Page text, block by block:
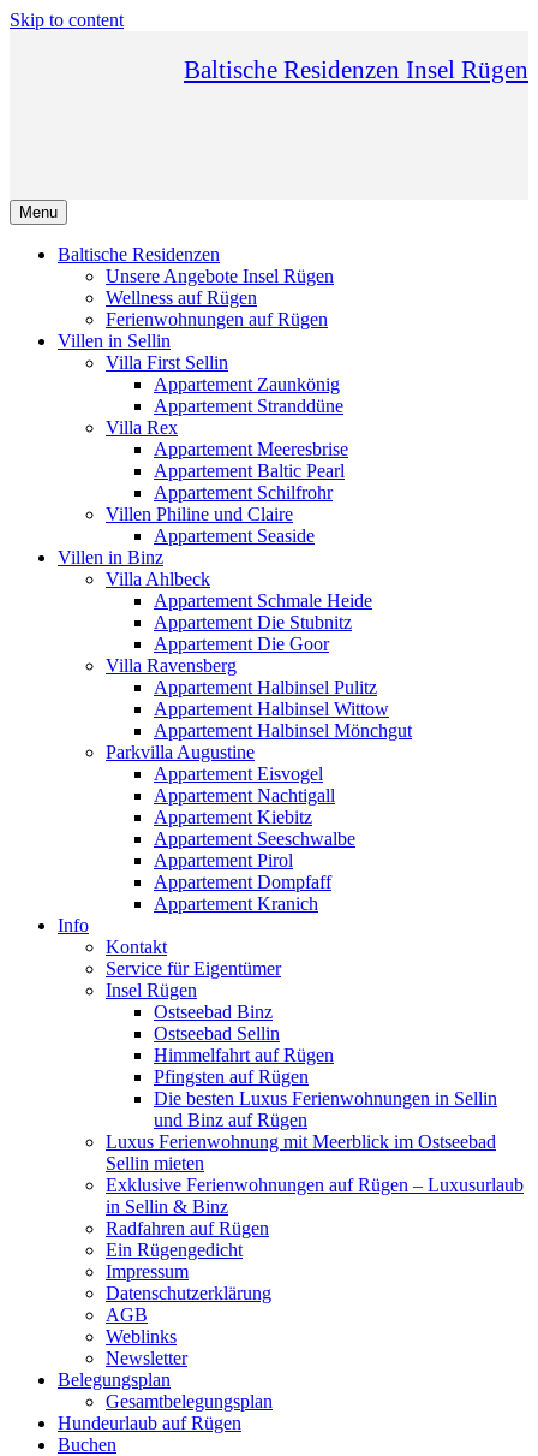
Skip to content
Baltische Residenzen Insel Rügen
Menu
Baltische Residenzen
Unsere Angebote Insel Rügen
Wellness auf Rügen
Ferienwohnungen auf Rügen
Villen in Sellin
Villa First Sellin
Appartement Zaunkönig
Appartement Stranddüne
Villa Rex
Appartement Meeresbrise
Appartement Baltic Pearl
Appartement Schilfrohr
Villen Philine und Claire
Appartement Seaside
Villen in Binz
Villa Ahlbeck
Appartement Schmale Heide
Appartement Die Stubnitz
Appartement Die Goor
Villa Ravensberg
Appartement Halbinsel Pulitz
Appartement Halbinsel Wittow
Appartement Halbinsel Mönchgut
Parkvilla Augustine
Appartement Eisvogel
Appartement Nachtigall
Appartement Kiebitz
Appartement Seeschwalbe
Appartement Pirol
Appartement Dompfaff
Appartement Kranich
Info
Kontakt
Service für Eigentümer
Insel Rügen
Ostseebad Binz
Ostseebad Sellin
Himmelfahrt auf Rügen
Pfingsten auf Rügen
Die besten Luxus Ferienwohnungen in Sellin
und Binz auf Rügen
Luxus Ferienwohnung mit Meerblick im Ostseebad
Sellin mieten
Exklusive Ferienwohnungen auf Rügen – Luxusurlaub
in Sellin & Binz
Radfahren auf Rügen
Ein Rügengedicht
Impressum
Datenschutzerklärung
AGB
Weblinks
Newsletter
Belegungsplan
Gesamtbelegungsplan
Hundeurlaub auf Rügen
Buchen